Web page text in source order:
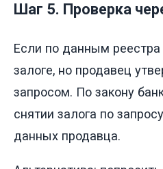
Шаг 5. Проверка
Если по данным
залоге, но продавец
запросом. По закону
снятии залога по
данных продавца.